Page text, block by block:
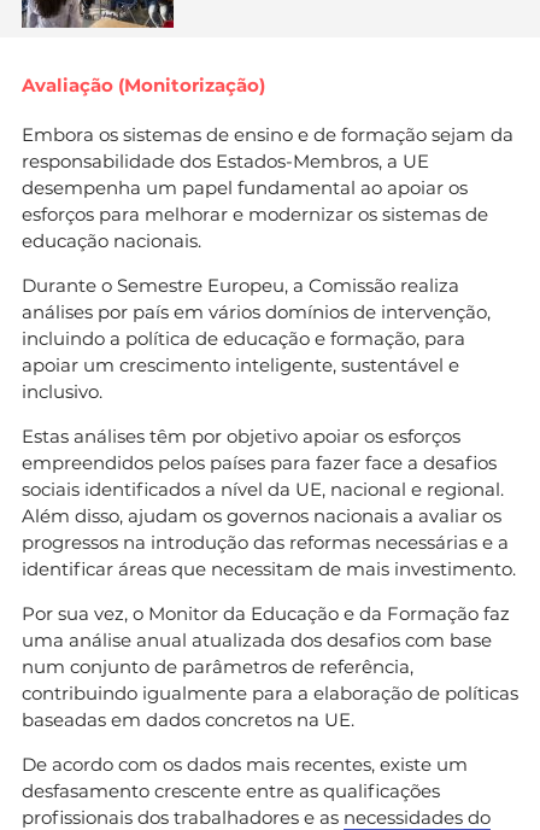
Avaliação (Monitorização)
Embora os sistemas de ensino e de formação sejam da
responsabilidade dos Estados-Membros, a UE
desempenha um papel fundamental ao apoiar os
esforços para melhorar e modernizar os sistemas de
educação nacionais.
Durante o Semestre Europeu, a Comissão realiza
análises por país em vários domínios de intervenção,
incluindo a política de educação e formação, para
apoiar um crescimento inteligente, sustentável e
inclusivo.
Estas análises têm por objetivo apoiar os esforços
empreendidos pelos países para fazer face a desafios
sociais identificados a nível da UE, nacional e regional.
Além disso, ajudam os governos nacionais a avaliar os
progressos na introdução das reformas necessárias e a
identificar áreas que necessitam de mais investimento.
Por sua vez, o Monitor da Educação e da Formação faz
uma análise anual atualizada dos desafios com base
num conjunto de parâmetros de referência,
contribuindo igualmente para a elaboração de políticas
baseadas em dados concretos na UE.
De acordo com os dados mais recentes, existe um
desfasamento crescente entre as qualificações
profissionais dos trabalhadores e as necessidades do